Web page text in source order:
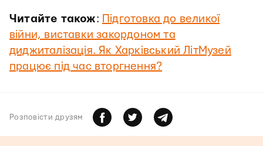
Читайте також: Підготовка до великої
війни, виставки закордоном та
диджиталізація. Як Харківський ЛітМузей
працює під час вторгнення?
Розповiсти друзям